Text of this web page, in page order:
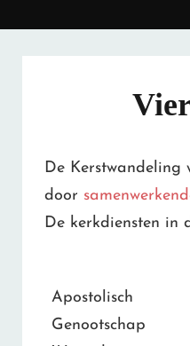
De Kerstwandeling
door
De kerkdiensten in
Apostolisch
Genootschap